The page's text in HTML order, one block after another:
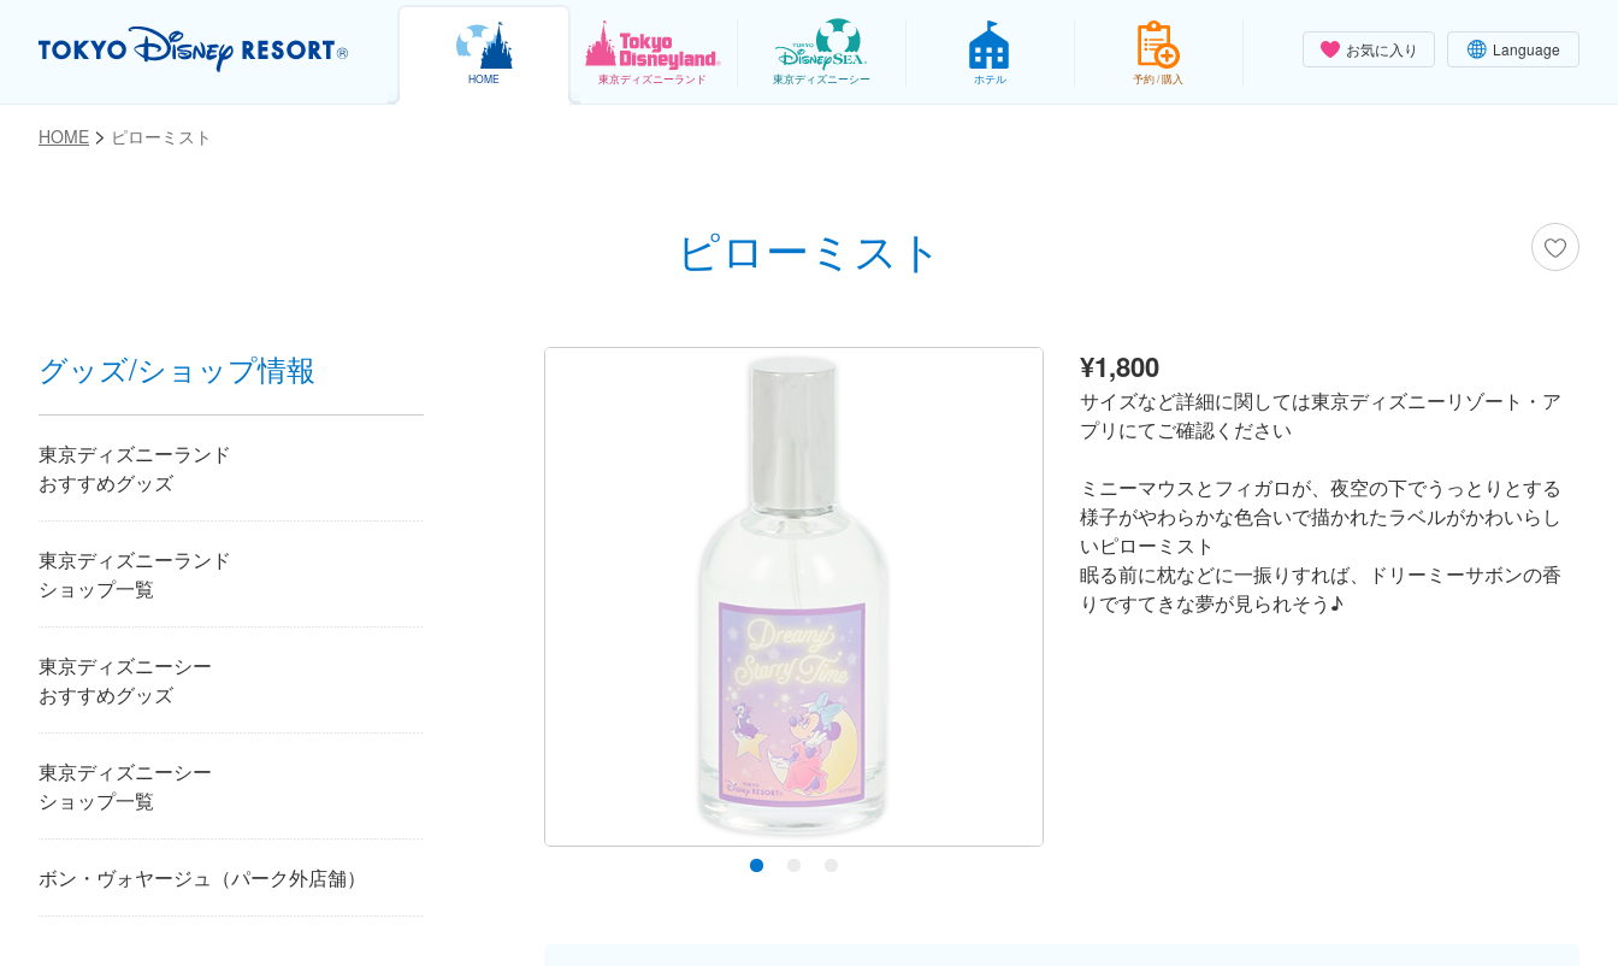
お気に入り Language
HOME 東京ディズニーランド 東京ディズニーシー ホテル 予約 / 購入
HOME ピローミスト
ピローミスト
¥1,800
サイズなど詳細に関しては東京ディズニーリゾート・ア
プリにてご確認ください
ミニーマウスとフィガロが、夜空の下でうっとりとする
様子がやわらかな色合いで描かれたラベルがかわいらし
いピローミスト
眠る前に枕などに一振りすれば、ドリーミーサボンの香
りですてきな夢が見られそう♪
グッズ/ショップ情報
東京ディズニーランド
おすすめグッズ
東京ディズニーランド
ショップ一覧
東京ディズニーシー
おすすめグッズ
東京ディズニーシー
ショップ一覧
ボン・ヴォヤージュ（パーク外店舗）